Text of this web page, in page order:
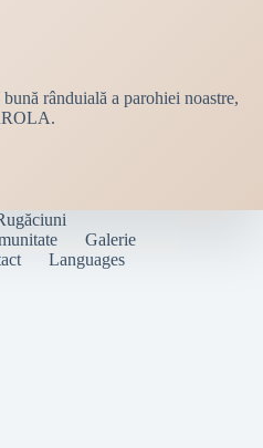
rânduială a parohiei noastre,
Galerie
Languages